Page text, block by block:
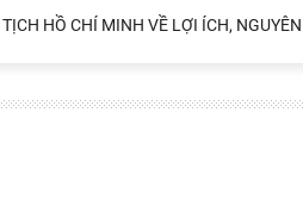
HỒ CHÍ MINH VỀ LỢI ÍCH, NGUYÊN